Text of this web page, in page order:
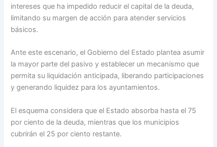
intereses que ha impedido reducir el capital de la deuda,
limitando su margen de acción para atender servicios
básicos.
Ante este escenario, el Gobierno del Estado plantea asumir
la mayor parte del pasivo y establecer un mecanismo que
permita su liquidación anticipada, liberando participaciones
y generando liquidez para los ayuntamientos.
El esquema considera que el Estado absorba hasta el 75
por ciento de la deuda, mientras que los municipios
cubrirán el 25 por ciento restante.